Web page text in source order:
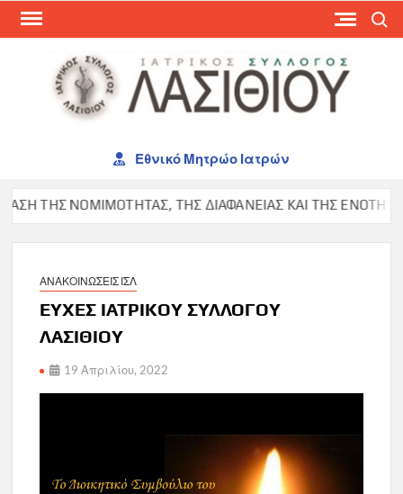
Skip
Εθνικό Μητρώο Ιατρών
ΤΗΣ ΝΟΜΙΜΟΤΗΤΑΣ, ΤΗΣ ΔΙΑΦΑΝΕΙΑΣ ΚΑΙ ΤΗΣ ΕΝΟΤΗΤΑΣ
ΑΝΑΚΟΙΝΩΣΕΙΣ ΙΣΛ
ΕΥΧΕΣ ΙΑΤΡΙΚΟΥ ΣΥΛΛΟΓΟΥ
ΛΑΣΙΘΙΟΥ
19 Απριλίου, 2022